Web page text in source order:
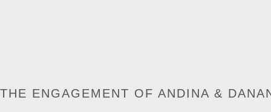
THE ENGAGEMENT OF ANDINA &